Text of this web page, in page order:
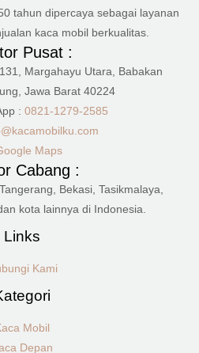
tahun dipercaya sebagai layanan
kaca mobil berkualitas.
Pusat :
Margahayu Utara, Babakan
Jawa Barat 40224
: 0821-1279-2585
Maps
Cabang :
Bekasi, Tasikmalaya,
kota lainnya di Indonesia.
Links
Kami
Mobil
Depan